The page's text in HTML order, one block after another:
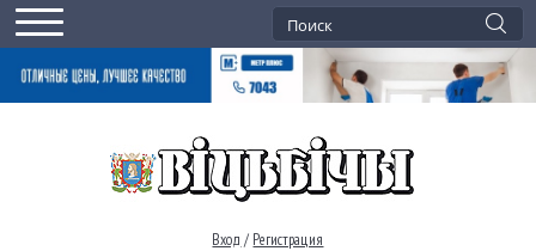
Вход / Регистрация